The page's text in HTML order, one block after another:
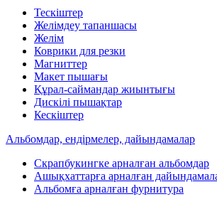
Тескіштер
Желімдеу тапаншасы
Желім
Коврики для резки
Магниттер
Макет пышағы
Құрал-саймандар жиынтығы
Дискілі пышақтар
Кескіштер
Альбомдар, ендірмелер, дайындамалар
Скрапбукингке арналған альбомдар
Ашықхаттарға арналған
Альбомға арналған фурнитура